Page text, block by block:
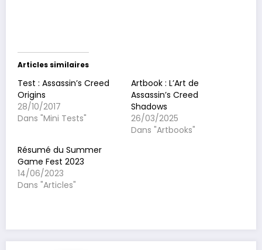
Articles similaires
Test : Assassin’s Creed
Origins
28/10/2017
Dans "Mini Tests"
Artbook : L’Art de
Assassin’s Creed
Shadows
26/03/2025
Dans "Artbooks"
Résumé du Summer
Game Fest 2023
14/06/2023
Dans "Articles"